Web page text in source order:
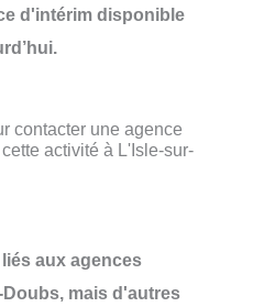
d'intérim disponible
contacter une agence
activité à L'Isle-sur-
aux agences
mais d'autres